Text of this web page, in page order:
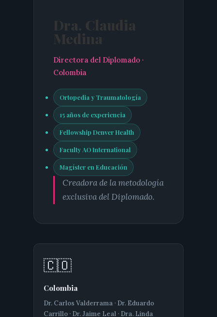
Dra. Claudia
Medina
Directora del Diplomado ·
Colombia
Ortopedia y Traumatología
15 años de experiencia
Fellowship Denver Health
Faculty AO International
Magíster en Educación
Creadora de la metodología
exclusiva del Diplomado.
🇨🇴
Colombia
Dr. Carlos Valderrama · Dr. Eduardo
Carrillo · Dr. Jaime Leal · Dra. Linda